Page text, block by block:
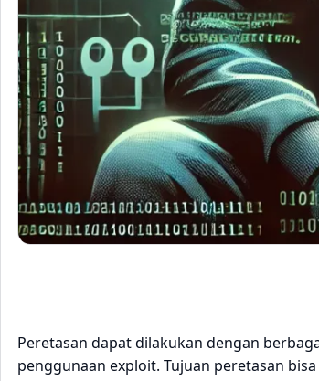
Peretasan dapat dilakukan dengan
penggunaan exploit. Tujuan peretasan